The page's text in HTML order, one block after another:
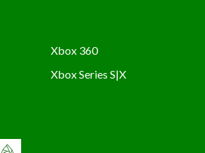
Xbox 360
Xbox Series S|X